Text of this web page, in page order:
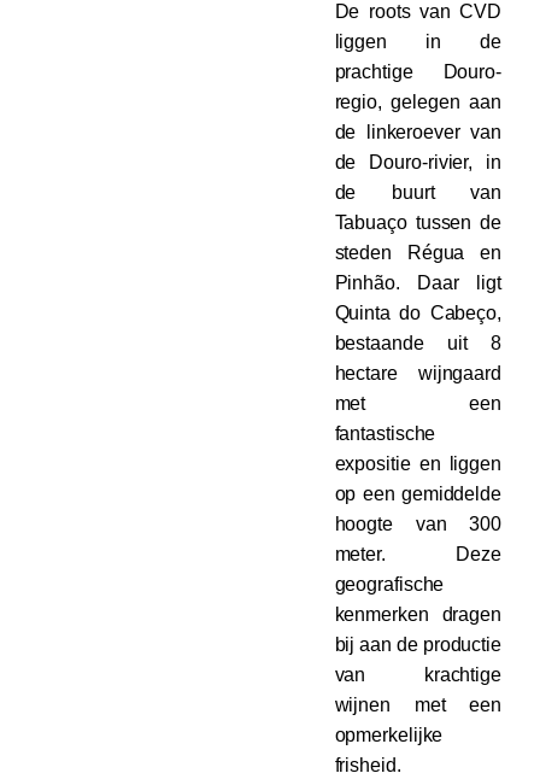
De roots van CVD
liggen in de
prachtige Douro-
regio, gelegen aan
de linkeroever van
de Douro-rivier, in
de buurt van
Tabuaço tussen de
steden Régua en
Pinhão. Daar ligt
Quinta do Cabeço,
bestaande uit 8
hectare wijngaard
met een
fantastische
expositie en liggen
op een gemiddelde
hoogte van 300
meter. Deze
geografische
kenmerken dragen
bij aan de productie
van krachtige
wijnen met een
opmerkelijke
frisheid.